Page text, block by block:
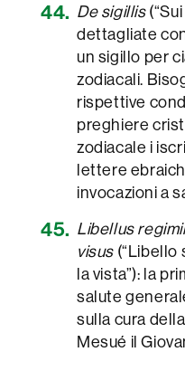
De sigillis
dettagliate
un sigillo per
zodiacali.
rispettive
preghiere
zodiacale i
lettere
invocazioni a
Libellus
visus (“Libello
la vista”): la
salute
sulla cura
Mesué il